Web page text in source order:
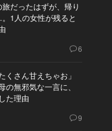
だったはずが、帰り
1人の女性が残ると
6
くさん甘えちゃお」
の無邪気な一言に、
た理由
9